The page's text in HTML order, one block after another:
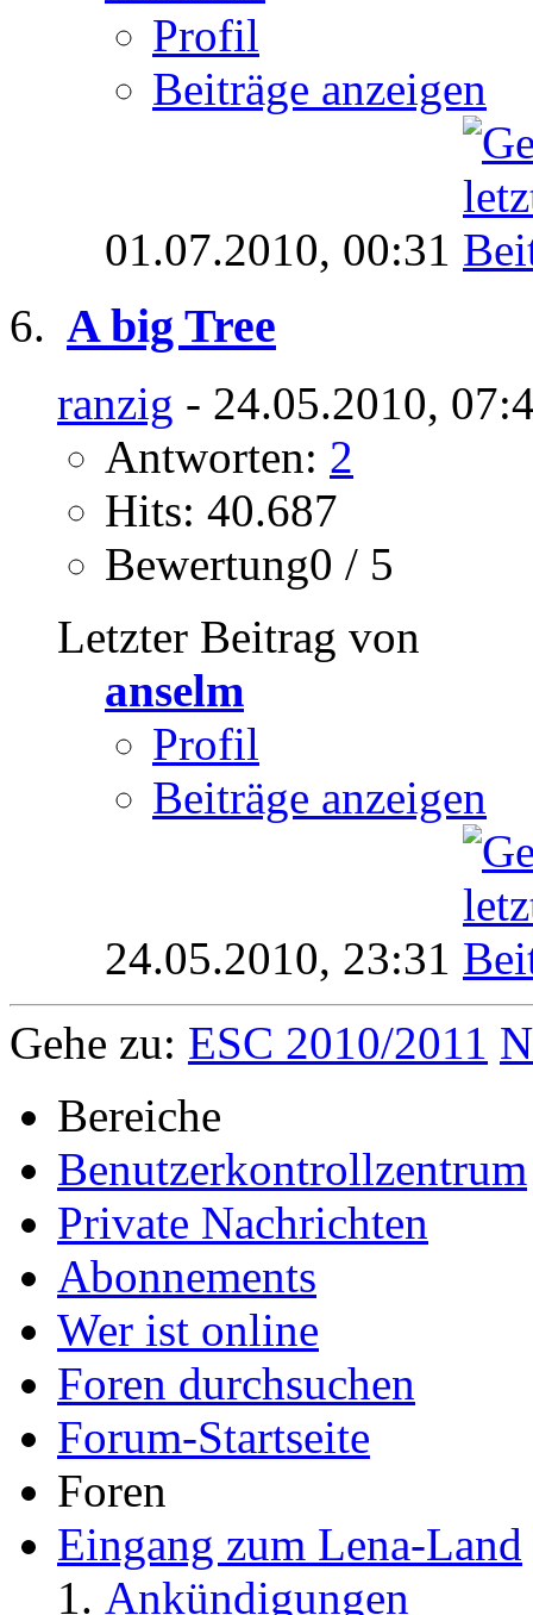
Profil
Beiträge anzeigen
01.07.2010, 00:31
A big Tree
ranzig - 24.05.2010,
Antworten: 2
Hits: 40.687
Bewertung0 / 5
Letzter Beitrag von
anselm
Profil
Beiträge anzeigen
24.05.2010, 23:31
Gehe zu: ESC 2010/2011
Bereiche
Benutzerkontrollzentrum
Private Nachrichten
Abonnements
Wer ist online
Foren durchsuchen
Forum-Startseite
Foren
Eingang zum Lena-Land
Ankündigungen